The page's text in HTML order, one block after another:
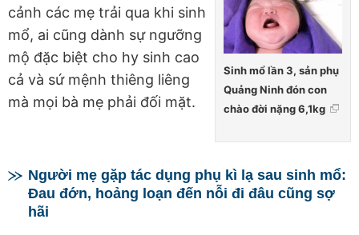
Sinh mổ lần 3, sản phụ
Quảng Ninh đón con
chào đời nặng 6,1kg
cảnh các mẹ trải qua khi sinh
mổ, ai cũng dành sự ngưỡng
mộ đặc biệt cho hy sinh cao
cả và sứ mệnh thiêng liêng
mà mọi bà mẹ phải đối mặt.
Người mẹ gặp tác dụng phụ kì lạ sau sinh mổ:
Đau đớn, hoảng loạn đến nỗi đi đâu cũng sợ
hãi